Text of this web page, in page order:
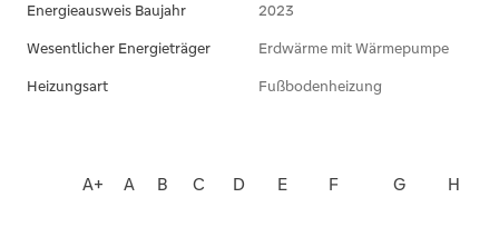
Energieausweis Baujahr
2023
Wesentlicher Energieträger
Erdwärme mit Wärmepumpe
Heizungsart
Fußbodenheizung
A+ A B C D E F G H